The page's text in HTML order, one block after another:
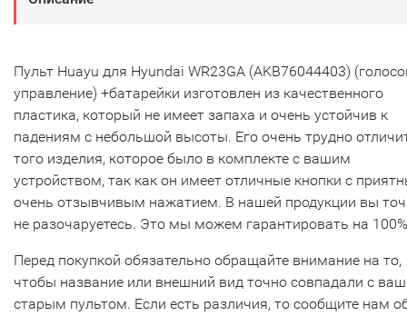
Пульт Huayu для Hyundai WR23GA (AKB76044403)
управление) +батарейки изготовлен из качественного
пластика, который не имеет запаха и очень устойчив к
падениям с небольшой высоты. Его очень трудно
того изделия, которое было в комплекте с вашим
устройством, так как он имеет отличные кнопки с
очень отзывчивым нажатием. В нашей продукции вы
не разочаруетесь. Это мы можем гарантировать на
Перед покупкой обязательно обращайте внимание на то,
чтобы название или внешний вид точно совпадали с
старым пультом. Если есть различия, то сообщите нам